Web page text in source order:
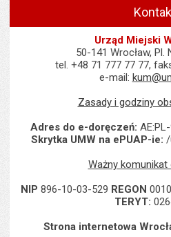
Urząd Miejski
50-141 Wrocław, Pl.
tel. +48 71 777 77 77,
e-mail:
Zasady i godziny
Adres do e-doręczeń:
Skrytka UMW na ePUAP-ie: /
Ważny komunikat
NIP 896-10-03-529 REGON
TERYT:
Strona internetowa